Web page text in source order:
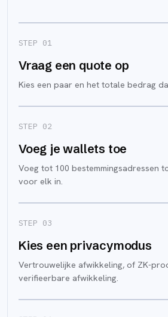
STEP 01
Vraag een quote op
Kies een paar en het totale bedrag
STEP 02
Voeg je wallets toe
Voeg tot 100 bestemmingsadressen
voor elk in.
STEP 03
Kies een privacymodus
Vertrouwelijke afwikkeling, of ZK-
verifieerbare afwikkeling.